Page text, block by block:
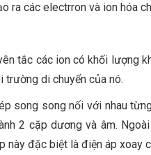
ra các electrron và ion hóa
tắc các ion có khối lượng
trường di chuyển của nó.
song song nối với nhau
2 cặp dương và âm.
này đặc biệt là điện áp